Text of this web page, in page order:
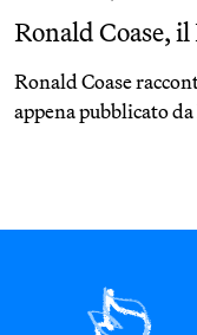
Ronald Coase,
Ronald Coase
appena pubblicato